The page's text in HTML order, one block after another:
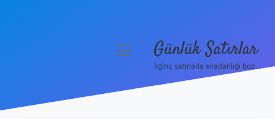
menüyü Günlük Satırlar
İlginç satırlarla sıradanlığı boz.